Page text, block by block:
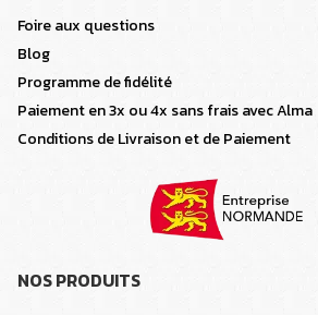
Foire aux questions
Blog
Programme de fidélité
Paiement en 3x ou 4x sans frais avec Alma
Conditions de Livraison et de Paiement
NOS PRODUITS